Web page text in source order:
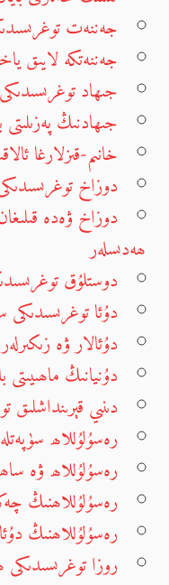
جەننەت
جەننەتكە لايىق
جىھاد
جىھادنىڭ پەزىلىتى
خانىم-قىزلارغا
دوزاخ
دوزاخ ۋەدە
ھەدىسلەر
دوستلۇق
دۇئا
دۇئالار ۋە زىكىرلەر
دۇنيانىڭ ماھىيىتى
دىنىي
رەسۇلۇللاھ
رەسۇلۇللاھ ۋە
رەسۇلۇللاھنىڭ
رەسۇلۇللاھنىڭ
روزا